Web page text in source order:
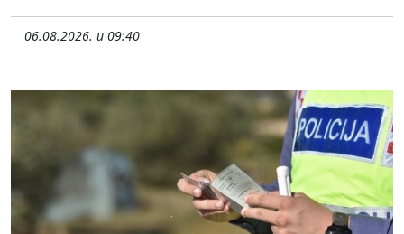
06.08.2026. u 09:40